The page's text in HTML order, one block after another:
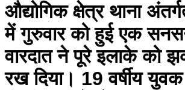
औद्योगिक क्षेत्र थाना
में गुरुवार को हुई एक
वारदात ने पूरे इलाके को
रख दिया। 19 वर्षीय